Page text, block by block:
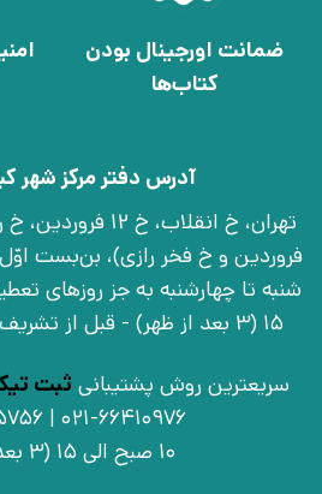
ضمانت اورجینال بودن
کتاب‌ها
آدرس دفتر مرکز شهر
15 (3 بعد از ظهر) - قبل از تشریف آوردن تماس بگیرید
سریعترین روش پشتیبانی ثبت
021-66410976 | 09030925756
10 صبح الی 15 (3 بعد از ظهر)